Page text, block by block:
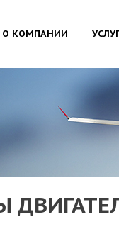
О КОМПАНИИ